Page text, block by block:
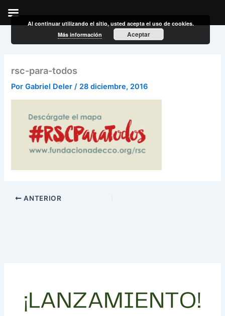
rsc-para-todos
PorGabriel Deler/ 28 diciembre, 2016
ANTERIOR
Al continuar utilizando el sitio, usted acepta el uso de cookies.
Más información
Aceptar